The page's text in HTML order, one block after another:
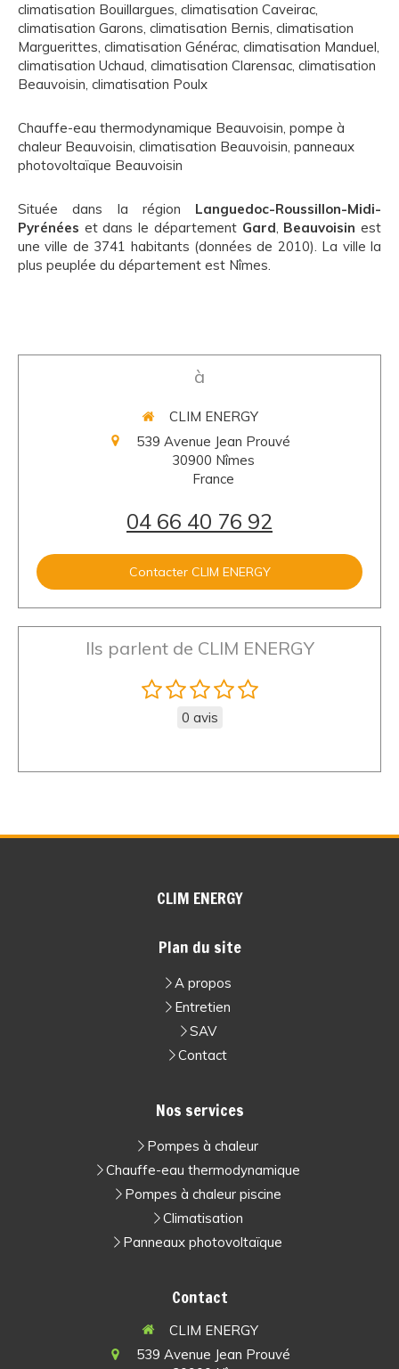
climatisation Bouillargues, climatisation Caveirac,
climatisation Garons, climatisation Bernis, climatisation
Marguerittes, climatisation Générac, climatisation Manduel,
climatisation Uchaud, climatisation Clarensac, climatisation
Beauvoisin, climatisation Poulx
Chauffe-eau thermodynamique Beauvoisin, pompe à
chaleur Beauvoisin, climatisation Beauvoisin, panneaux
photovoltaïque Beauvoisin
Située dans la région Languedoc-Roussillon-Midi-
Pyrénées et dans le département Gard, Beauvoisin est
une ville de 3741 habitants (données de 2010). La ville la
plus peuplée du département est Nîmes.
à
CLIM ENERGY
539 Avenue Jean Prouvé
30900 Nîmes
France
04 66 40 76 92
Contacter CLIM ENERGY
Ils parlent de CLIM ENERGY
0 avis
CLIM ENERGY
Plan du site
A propos
Entretien
SAV
Contact
Nos services
Pompes à chaleur
Chauffe-eau thermodynamique
Pompes à chaleur piscine
Climatisation
Panneaux photovoltaïque
Contact
CLIM ENERGY
539 Avenue Jean Prouvé